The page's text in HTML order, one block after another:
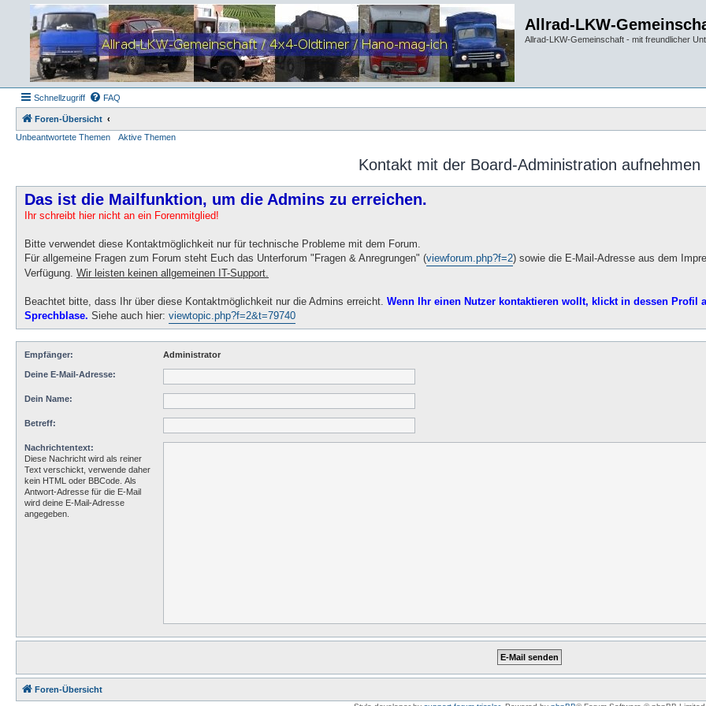
Allrad-LKW-
Allrad-LKW-Gemeinschaft - mit freundlicher
Schnellzugriff FAQ
Foren-Übersicht
Unbeantwortete Themen
Aktive Themen
Kontakt mit der Board-Administration aufnehmen
Das ist die Mailfunktion, um die Admins zu erreichen.
Ihr schreibt hier nicht an ein Forenmitglied!
Bitte verwendet diese Kontaktmöglichkeit nur für technische Probleme mit dem Forum.
Für allgemeine Fragen zum Forum steht Euch das Unterforum "Fragen & Anregrungen" (viewforum.php?f=2) sowie die E-Mail-Adresse aus dem
Verfügung. Wir leisten keinen allgemeinen IT-Support.
Beachtet bitte, dass Ihr über diese Kontaktmöglichkeit nur die Admins erreicht. Wenn Ihr einen Nutzer kontaktieren wollt, klickt in dessen Profil
Sprechblase. Siehe auch hier: viewtopic.php?f=2&t=79740
Empfänger: Administrator
Deine E-Mail-Adresse:
Dein Name:
Betreff:
Nachrichtentext:
Diese Nachricht wird als reiner
Text verschickt, verwende daher
kein HTML oder BBCode. Als
Antwort-Adresse für die E-Mail
wird deine E-Mail-Adresse
angegeben.
Foren-Übersicht